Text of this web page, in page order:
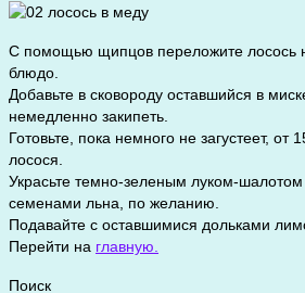
С помощью щипцов переложите лосось
блюдо.
Добавьте в сковороду оставшийся в
немедленно закипеть.
Готовьте, пока немного не загустеет, от
лосося.
Украсьте темно-зеленым луком-
семенами льна, по желанию.
Подавайте с оставшимися дольками
Перейти на главную.
Поиск